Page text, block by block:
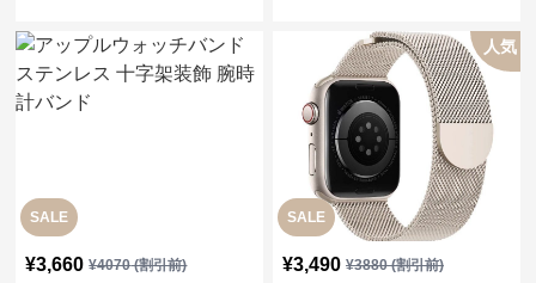
SALE
¥3,660 ¥4070(割引前)
SALE
人気
¥3,490 ¥3880(割引前)